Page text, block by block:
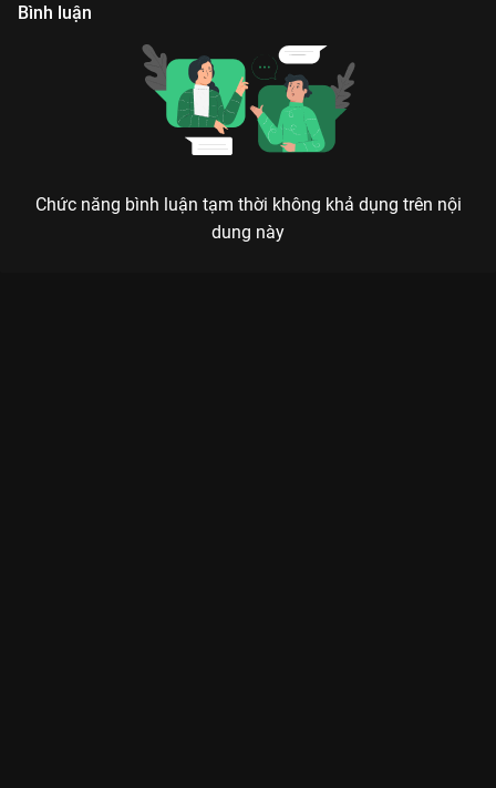
Bình luận
Chức năng bình luận tạm thời không khả dụng trên nội
dung này